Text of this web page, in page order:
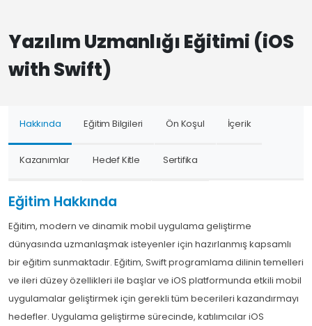
Yazılım Uzmanlığı Eğitimi (iOS
with Swift)
Hakkında Eğitim Bilgileri Ön Koşul İçerik
Kazanımlar Hedef Kitle Sertifika
Eğitim Hakkında
Eğitim, modern ve dinamik mobil uygulama geliştirme
dünyasında uzmanlaşmak isteyenler için hazırlanmış kapsamlı
bir eğitim sunmaktadır. Eğitim, Swift programlama dilinin temelleri
ve ileri düzey özellikleri ile başlar ve iOS platformunda etkili mobil
uygulamalar geliştirmek için gerekli tüm becerileri kazandırmayı
hedefler. Uygulama geliştirme sürecinde, katılımcılar iOS